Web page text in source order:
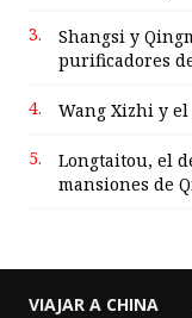
3.
Shangsi y
purificadores
4. Wang Xizhi y
5.
Longtaitou, el
mansiones de
VIAJAR A CHINA